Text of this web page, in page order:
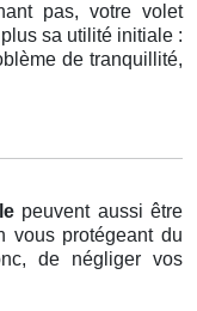
pas, votre volet
plus sa utilité initiale :
de tranquillité,
peuvent aussi être
vous protégeant du
de négliger vos